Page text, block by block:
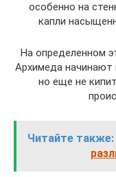
особенно на
капли
На определенном
Архимеда начинают
но еще не
Читайте также: